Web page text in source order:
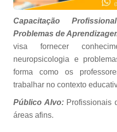
Capacitação
Problemas de
visa fornecer
neuropsicologia e
forma como os
trabalhar no contexto
Público Alvo:Profissionais
áreas afins.